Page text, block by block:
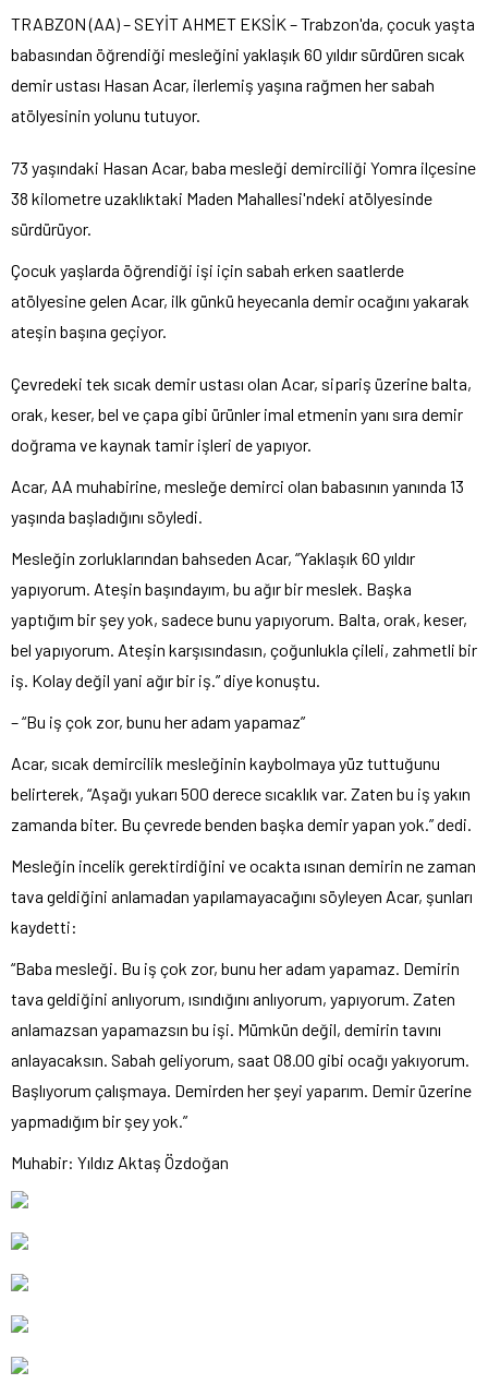
TRABZON (AA) – SEYİT AHMET EKSİK – Trabzon'da, çocuk yaşta
babasından öğrendiği mesleğini yaklaşık 60 yıldır sürdüren sıcak
demir ustası Hasan Acar, ilerlemiş yaşına rağmen her sabah
atölyesinin yolunu tutuyor.
73 yaşındaki Hasan Acar, baba mesleği demirciliği Yomra ilçesine
38 kilometre uzaklıktaki Maden Mahallesi'ndeki atölyesinde
sürdürüyor.
Çocuk yaşlarda öğrendiği işi için sabah erken saatlerde
atölyesine gelen Acar, ilk günkü heyecanla demir ocağını yakarak
ateşin başına geçiyor.
Çevredeki tek sıcak demir ustası olan Acar, sipariş üzerine balta,
orak, keser, bel ve çapa gibi ürünler imal etmenin yanı sıra demir
doğrama ve kaynak tamir işleri de yapıyor.
Acar, AA muhabirine, mesleğe demirci olan babasının yanında 13
yaşında başladığını söyledi.
Mesleğin zorluklarından bahseden Acar, “Yaklaşık 60 yıldır
yapıyorum. Ateşin başındayım, bu ağır bir meslek. Başka
yaptığım bir şey yok, sadece bunu yapıyorum. Balta, orak, keser,
bel yapıyorum. Ateşin karşısındasın, çoğunlukla çileli, zahmetli bir
iş. Kolay değil yani ağır bir iş.” diye konuştu.
– “Bu iş çok zor, bunu her adam yapamaz”
Acar, sıcak demircilik mesleğinin kaybolmaya yüz tuttuğunu
belirterek, “Aşağı yukarı 500 derece sıcaklık var. Zaten bu iş yakın
zamanda biter. Bu çevrede benden başka demir yapan yok.” dedi.
Mesleğin incelik gerektirdiğini ve ocakta ısınan demirin ne zaman
tava geldiğini anlamadan yapılamayacağını söyleyen Acar, şunları
kaydetti:
“Baba mesleği. Bu iş çok zor, bunu her adam yapamaz. Demirin
tava geldiğini anlıyorum, ısındığını anlıyorum, yapıyorum. Zaten
anlamazsan yapamazsın bu işi. Mümkün değil, demirin tavını
anlayacaksın. Sabah geliyorum, saat 08.00 gibi ocağı yakıyorum.
Başlıyorum çalışmaya. Demirden her şeyi yaparım. Demir üzerine
yapmadığım bir şey yok.”
Muhabir: Yıldız Aktaş Özdoğan